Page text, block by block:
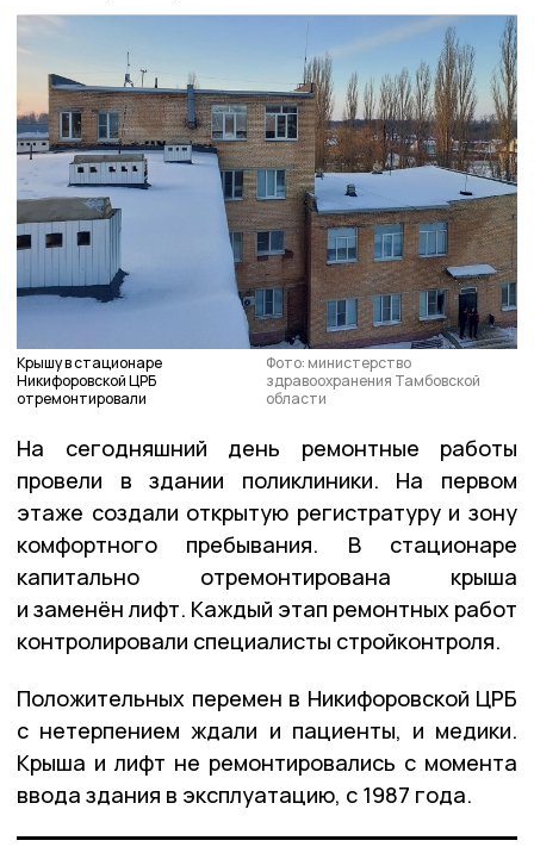
Крышу в стационаре
Никифоровской ЦРБ
отремонтировали
Фото: министерство
здравоохранения Тамбовской
области
На сегодняшний день ремонтные работы
провели в здании поликлиники. На первом
этаже создали открытую регистратуру и зону
комфортного пребывания. В стационаре
капитально отремонтирована крыша
и заменён лифт. Каждый этап ремонтных работ
контролировали специалисты стройконтроля.
Положительных перемен в Никифоровской ЦРБ
с нетерпением ждали и пациенты, и медики.
Крыша и лифт не ремонтировались с момента
ввода здания в эксплуатацию, с 1987 года.